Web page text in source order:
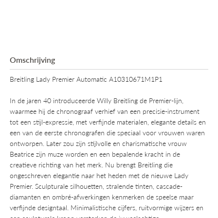
Omschrijving
Breitling Lady Premier Automatic A10310671M1P1
In de jaren 40 introduceerde Willy Breitling de Premier-lijn,
waarmee hij de chronograaf verhief van een precisie-instrument
tot een stijl-expressie, met verfijnde materialen, elegante details en
een van de eerste chronografen die speciaal voor vrouwen waren
ontworpen. Later zou zijn stijlvolle en charismatische vrouw
Beatrice zijn muze worden en een bepalende kracht in de
creatieve richting van het merk. Nu brengt Breitling die
ongeschreven elegantie naar het heden met de nieuwe Lady
Premier. Sculpturale silhouetten, stralende tinten, cascade-
diamanten en ombré-afwerkingen kenmerken de speelse maar
verfijnde designtaal. Minimalistische cijfers, ruitvormige wijzers en